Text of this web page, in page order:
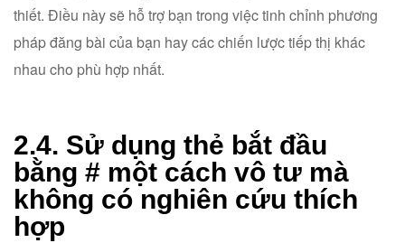
thiết. Điều này sẽ hỗ trợ bạn trong việc tinh chỉnh phương
pháp đăng bài của bạn hay các chiến lược tiếp thị khác
nhau cho phù hợp nhất.
2.4. Sử dụng thẻ bắt đầu
bằng # một cách vô tư mà
không có nghiên cứu thích
hợp